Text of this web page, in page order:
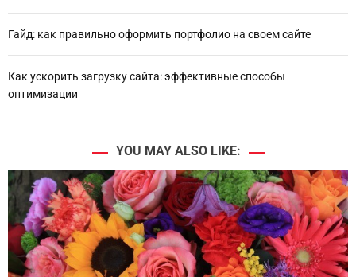
Гайд: как правильно оформить портфолио на своем сайте
Как ускорить загрузку сайта: эффективные способы
оптимизации
YOU MAY ALSO LIKE: